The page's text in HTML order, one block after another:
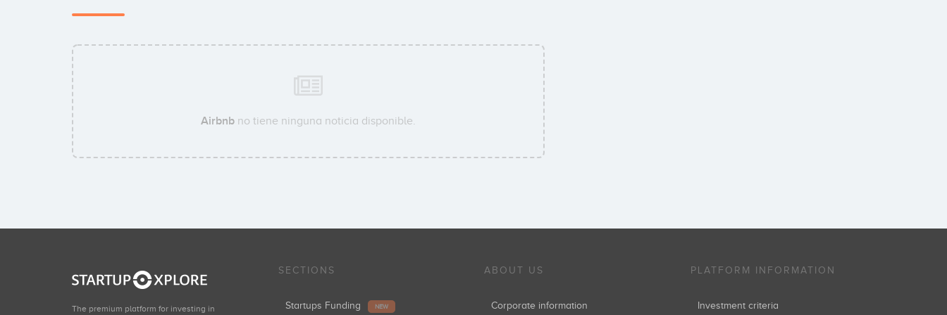
Airbnb no tiene ninguna noticia disponible.
The premium platform for investing in
SECTIONS
Startups Funding NEW
ABOUT US
Corporate information
PLATFORM INFORMATION
Investment criteria